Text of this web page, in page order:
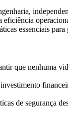
essenciais
que nenhuma
de segurança